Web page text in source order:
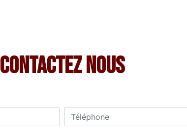
Contactez nous